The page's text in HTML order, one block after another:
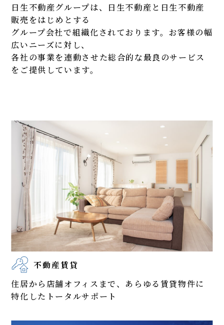
日生不動産グループは、日生不動産と日生不動産
販売をはじめとする
グループ会社で組織化されております。お客様の幅
広いニーズに対し、
各社の事業を連動させた総合的な最良のサービス
をご提供しています。
不動産賃貸
住居から店舗オフィスまで、あらゆる賃貸物件に
特化したトータルサポート